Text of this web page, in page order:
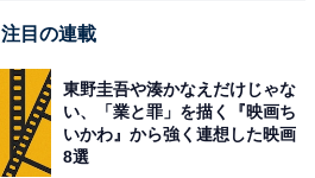
注目の連載
東野圭吾や湊かなえだけじゃな
い、「業と罪」を描く『映画ち
いかわ』から強く連想した映画
8選